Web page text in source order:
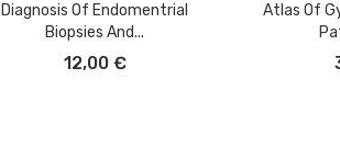
Diagnosis Of Endomentrial
Biopsies And...
12,00 €
Atlas Of